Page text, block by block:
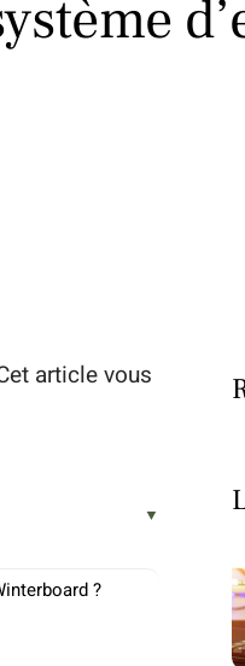
article vous
?